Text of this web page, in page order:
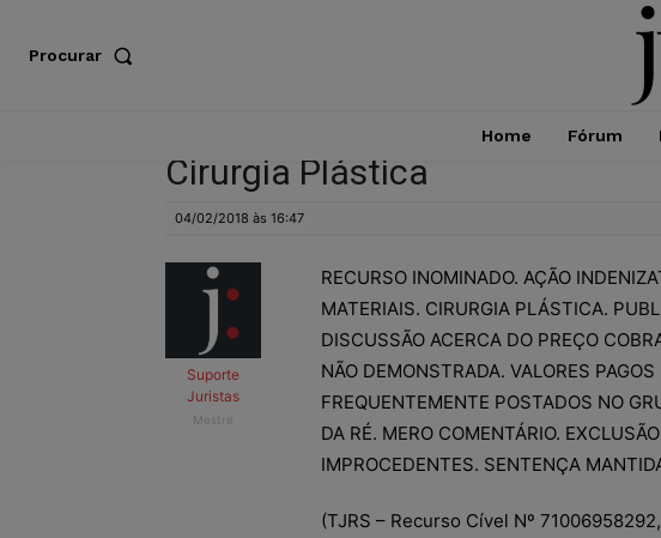
Procurar
Home Fórum
Cirurgia Plástica
04/02/2018 às 16:47
Suporte
Juristas
Mestre
RECURSO INOMINADO. AÇÃO
MATERIAIS. CIRURGIA PLÁSTICA.
DISCUSSÃO ACERCA DO PREÇO
NÃO DEMONSTRADA. VALORES
FREQUENTEMENTE POSTADOS NO
DA RÉ. MERO COMENTÁRIO.
IMPROCEDENTES. SENTENÇA
(TJRS – Recurso Cível Nº